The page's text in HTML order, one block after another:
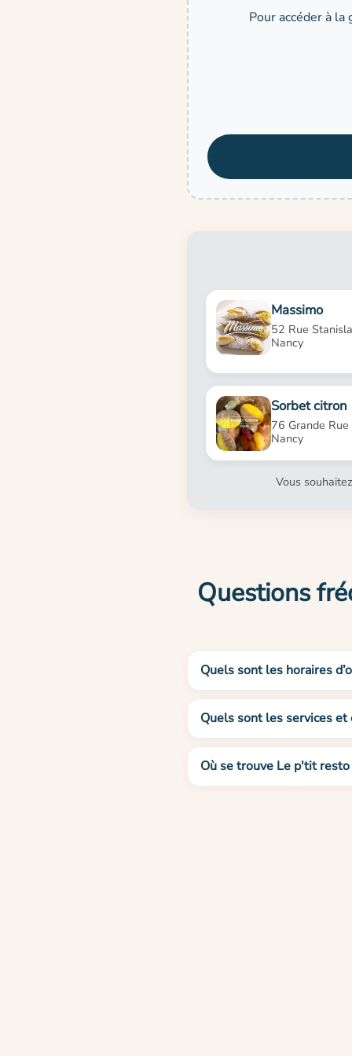
Pour accéder à
Massimo
52 Rue
Nancy
Sorbet citron
76 Grande
Nancy
Vous
Questions
Quels sont les horaires
Quels sont les services
Où se trouve Le p'tit